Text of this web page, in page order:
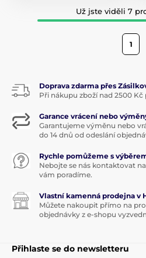
Už jste viděli 7
1
Doprava zdarma přes
Při nákupu zboží nad 2500
Garance vrácení nebo
Garantujeme výměnu nebo
do 14 dnů od odeslání
Rychle pomůžeme s
Nebojte se nás kontaktovat
vám poradíme.
Vlastní kamenná prodejna v
Můžete nakoupit přímo na
objednávky z e-shopu
Přihlaste se do newsletteru